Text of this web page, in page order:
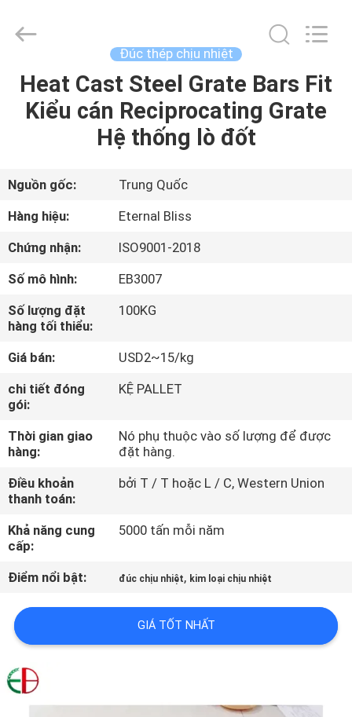
TRANG
CHỦ
SẢN
PHẨM
VỀ
CHÚNG
TÔI
THAM
QUAN
NHÀ
MÁY
KIỂM
SOÁT
CHẤT
LƯỢNG
LIÊN
Casting
Đúc thép chịu nhiệt
Heat Cast Steel Grate Bars Fit
Kiểu cán Reciprocating Grate
Hệ thống lò đốt
Nguồn gốc:
Trung Quốc
Hàng hiệu:
Eternal Bliss
Chứng nhận:
ISO9001-2018
Số mô hình:
EB3007
Số lượng đặt
hàng tối thiểu:
100KG
Giá bán:
USD2~15/kg
chi tiết đóng
gói:
KỆ PALLET
Thời gian giao
hàng:
Nó phụ thuộc vào số lượng để được
đặt hàng.
Điều khoản
thanh toán:
bởi T / T hoặc L / C, Western Union
Khả năng cung
cấp:
5000 tấn mỗi năm
Điểm nổi bật: đúc chịu nhiệt, kim loại chịu nhiệt
GIÁ TỐT NHẤT